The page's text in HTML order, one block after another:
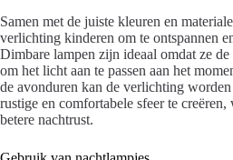
Samen met de juiste kleuren en
verlichting kinderen om te ontspannen
Dimbare lampen zijn ideaal omdat ze
om het licht aan te passen aan het
de avonduren kan de verlichting
rustige en comfortabele sfeer te creëren,
betere nachtrust.